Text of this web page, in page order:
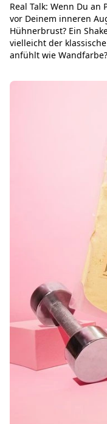
Real Talk: Wenn Du
vor Deinem inneren
Hühnerbrust? Ein
vielleicht der
anfühlt wie Wandfarbe?